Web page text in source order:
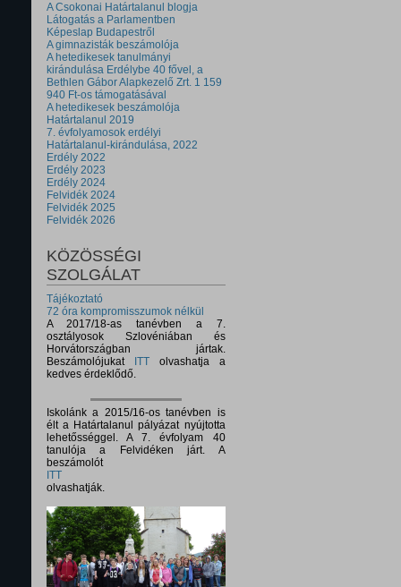
A Csokonai Határtalanul blogja
Látogatás a Parlamentben
Képeslap Budapestről
A gimnazisták beszámolója
A hetedikesek tanulmányi
kirándulása Erdélybe 40 fővel, a
Bethlen Gábor Alapkezelő Zrt. 1 159
940 Ft-os támogatásával
A hetedikesek beszámolója
Határtalanul 2019
7. évfolyamosok erdélyi
Határtalanul-kirándulása, 2022
Erdély 2022
Erdély 2023
Erdély 2024
Felvidék 2024
Felvidék 2025
Felvidék 2026
KÖZÖSSÉGI
SZOLGÁLAT
Tájékoztató
72 óra kompromisszumok nélkül
A 2017/18-as tanévben a 7.
osztályosok Szlovéniában és
Horvátországban jártak.
Beszámolójukat
ITTolvashatja a
kedves érdeklődő.
Iskolánk a 2015/16-os tanévben is
élt a Határtalanul pályázat nyújtotta
lehetősséggel. A 7. évfolyam 40
tanulója a Felvidéken járt. A
beszámolót
ITT
olvashatják.